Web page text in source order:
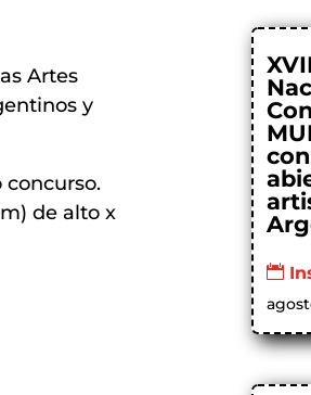
Artes
y
concurso.
de alto x